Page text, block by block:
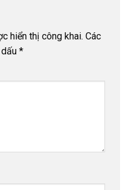
hiển thị công khai. Các
*